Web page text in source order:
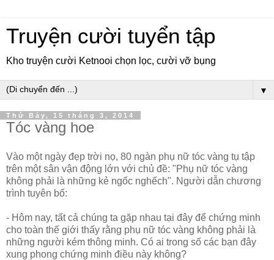
Truyện cười tuyển tập
Kho truyện cười Ketnooi chọn lọc, cười vỡ bụng
▼
Thứ Bảy, 15 tháng 3, 2014
Tóc vàng hoe
Vào một ngày đẹp trời nọ, 80 ngàn phụ nữ tóc vàng tụ tập
trên một sân vận động lớn với chủ đề: "Phụ nữ tóc vàng
không phải là những kẻ ngốc nghếch". Người dẫn chương
trình tuyên bố:
- Hôm nay, tất cả chúng ta gặp nhau tại đây để chứng minh
cho toàn thế giới thấy rằng phụ nữ tóc vàng không phải là
những người kém thông minh. Có ai trong số các bạn đây
xung phong chứng minh điều này không?